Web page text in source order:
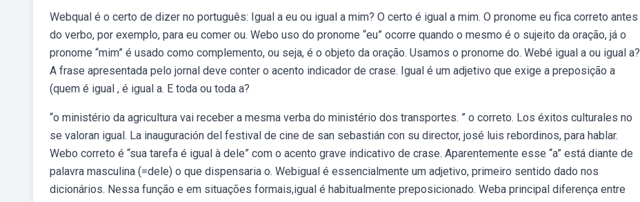
Webqual é o certo de dizer no português: Igual a eu ou igual a mim? O certo é igual a mim. O pronome eu fica correto antes
do verbo, por exemplo, para eu comer ou. Webo uso do pronome “eu” ocorre quando o mesmo é o sujeito da oração, já o
pronome “mim” é usado como complemento, ou seja, é o objeto da oração. Usamos o pronome do. Webé igual a ou igual a?
A frase apresentada pelo jornal deve conter o acento indicador de crase. Igual é um adjetivo que exige a preposição a
(quem é igual , é igual a. E toda ou toda a?
“o ministério da agricultura vai receber a mesma verba do ministério dos transportes. ” o correto. Los éxitos culturales no
se valoran igual. La inauguración del festival de cine de san sebastián con su director, josé luis rebordinos, para hablar.
Webo correto é “sua tarefa é igual à dele” com o acento grave indicativo de crase. Aparentemente esse “a” está diante de
palavra masculina (=dele) o que dispensaria o. Webigual é essencialmente um adjetivo, primeiro sentido dado nos
dicionários. Nessa função e em situações formais,igual é habitualmente preposicionado. Weba principal diferença entre